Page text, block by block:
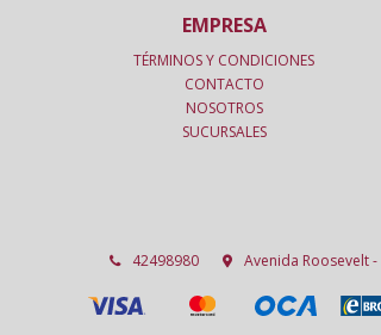
42498980 Avenida Roosevelt
EMPRESA
TÉRMINOS Y CONDICIONES
CONTACTO
NOSOTROS
SUCURSALES